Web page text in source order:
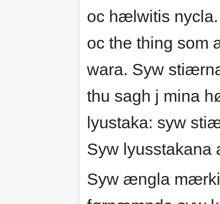
oc hælwitis
oc the thing
wara. Syw
thu sagh j mina
lyustaka: syw
Syw
Syw ængla